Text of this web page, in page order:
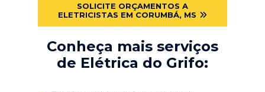
SOLICITE ORÇAMENTOS A
ELETRICISTAS EM CORUMBÁ, MS
Conheça mais serviços
de Elétrica do Grifo: